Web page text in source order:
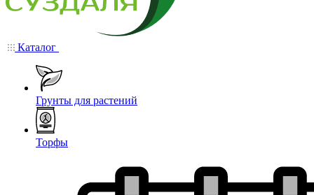
Каталог
Грунты для растений
Торфы